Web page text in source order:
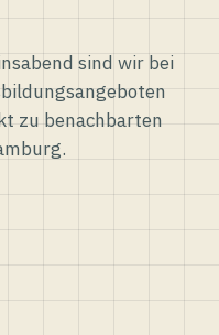
sind wir bei
zu benachbarten